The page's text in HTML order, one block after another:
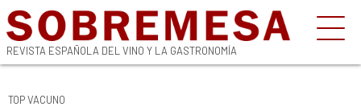
REVISTA ESPAÑOLA DEL VINO Y LA GASTRONOMÍA
TOP VACUNO